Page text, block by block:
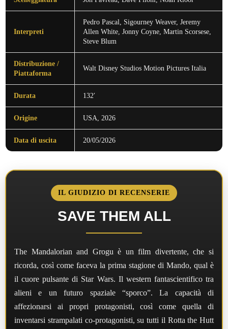
Interpreti
Pedro Pascal, Sigourney Weaver, Jeremy
Allen White, Jonny Coyne, Martin Scorsese,
Steve Blum
Distribuzione /
Piattaforma
Walt Disney Studios Motion Pictures Italia
Durata 132′
Origine USA, 2026
Data di uscita 20/05/2026
IL GIUDIZIO DI RECENSERIE
SAVE THEM ALL
The Mandalorian and Grogu è un film divertente, che si
ricorda, così come faceva la prima stagione di Mando, qual è
il cuore pulsante di Star Wars. Il western fantascientifico tra
alieni e un futuro spaziale “sporco”. La capacità di
affezionarsi ai propri protagonisti, così come quella di
inventarsi strampalati co-protagonisti, su tutti il Rotta the Hutt